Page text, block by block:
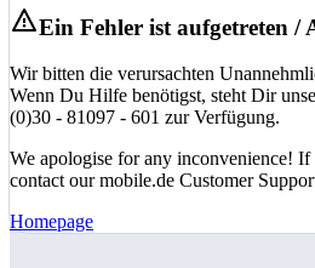
Ein Fehler ist aufgetreten /
Wir bitten die verursachten
Wenn Du Hilfe benötigst, steht Dir
(0)30 - 81097 - 601 zur Verfügung.
We apologise for any inconvenience! If
contact our mobile.de Customer
Homepage